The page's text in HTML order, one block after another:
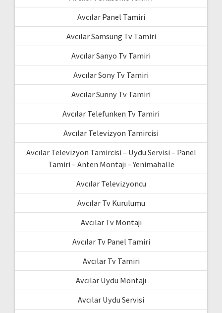
Avcılar Panel Tamiri
Avcılar Samsung Tv Tamiri
Avcılar Sanyo Tv Tamiri
Avcılar Sony Tv Tamiri
Avcılar Sunny Tv Tamiri
Avcılar Telefunken Tv Tamiri
Avcılar Televizyon Tamircisi
Avcılar Televizyon Tamircisi – Uydu Servisi – Panel
Tamiri – Anten Montajı – Yenimahalle
Avcılar Televizyoncu
Avcılar Tv Kurulumu
Avcılar Tv Montajı
Avcılar Tv Panel Tamiri
Avcılar Tv Tamiri
Avcılar Uydu Montajı
Avcılar Uydu Servisi